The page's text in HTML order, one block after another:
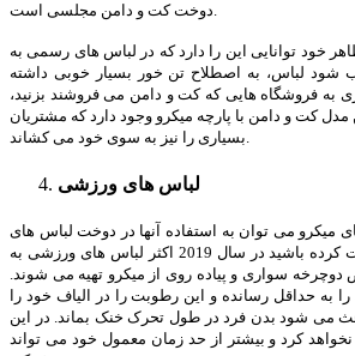
دوخت کت و دامن مجلسی است.
خود توانایی این را دارد که در لباس های رسمی به
شود لباس، به اصطلاح تن خور بسیار خوبی داشته
به فروشگاه هایی که کت و دامن می فروشند بزنید،
مدل کت و دامن با پارچه میکرو وجود دارد که مشتریان
بسیاری را نیز به سوی خود می کشاند.
لباس های ورزشی
میکرو می توان به استفاده آنها در دوخت لباس های
ورزشی اشاره کرد. اگر دقت کرده باشید در سال 2019 اکثر لباس های ورزشی به
سواری و پیاده روی از میکرو تهیه می شوند.
به حداقل رسانده و این رطوبت را در الیاف خود را
می شود بدن فرد در طول تحرک خنک بماند. در این
کرد و بیشتر از حد زمان معمول خود می تواند